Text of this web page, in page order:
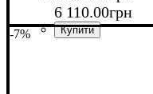
6 110.00грн
-7%